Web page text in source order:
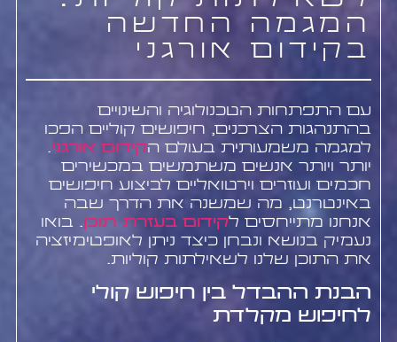
המגמה החדשה
בקידום אורגני
עם התפתחות הטכנולוגיה והשינויים
בהתנהגות הצרכנים, חיפושים קוליים הפכו
למגמה משמעותית בעולם הקידום אורגני.
יותר ויותר אנשים משתמשים במכשירים
חכמים ועוזרים וירטואליים לביצוע חיפושים
באינטרנט, מה שמשנה את הדרך שבה
אנחנו מתייחסים לקידום בעזרת תוכן. בואו
נעמיק בנושא ונבחן כיצד ניתן לאופטימיזציה
את התוכן שלנו לשאילתות קוליות.
הבנת ההבדל בין חיפוש קולי
לחיפוש מקלדת